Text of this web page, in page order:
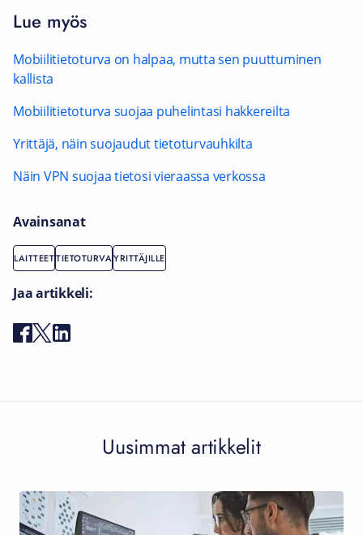
Lue myös
Mobiilitietoturva on halpaa, mutta sen puuttuminen
kallista
Mobiilitietoturva suojaa puhelintasi hakkereilta
Yrittäjä, näin suojaudut tietoturvauhkilta
Näin VPN suojaa tietosi vieraassa verkossa
Avainsanat
LAITTEETTIETOTURVAYRITTÄJILLE
Jaa artikkeli:
Uusimmat artikkelit